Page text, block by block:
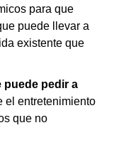
para que
puede llevar a
existente que
puede pedir a
el entretenimiento
que no